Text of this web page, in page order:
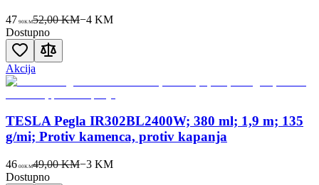
47 90KM52,00 KM−4KM
Dostupno
Akcija
TESLA Pegla IR302BL2400W; 380 ml; 1,9 m; 135
g/mi; Protiv kamenca, protiv kapanja
46 00KM49,00 KM−3KM
Dostupno